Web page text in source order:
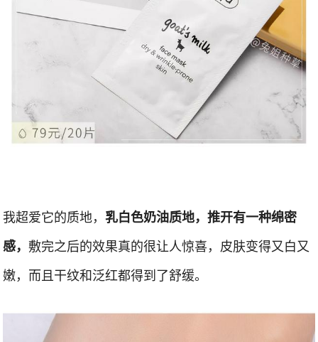
我超爱它的质地，乳白色奶油质地，推开有一种绵密
感，敷完之后的效果真的很让人惊喜，皮肤变得又白又
嫩，而且干纹和泛红都得到了舒缓。